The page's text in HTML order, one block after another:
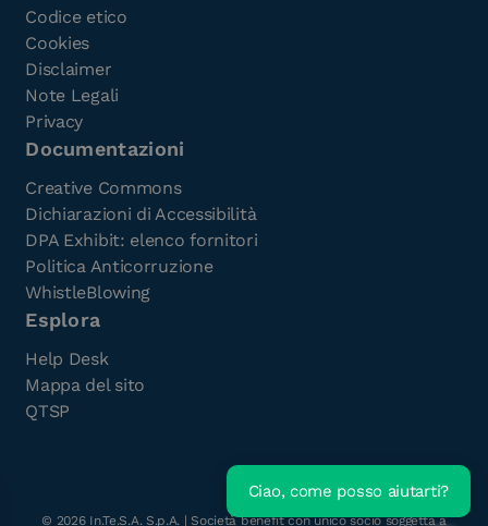
Codice etico
Cookies
Disclaimer
Note Legali
Privacy
Documentazioni
Creative Commons
Dichiarazioni di Accessibilità
DPA Exhibit: elenco fornitori
Politica Anticorruzione
WhistleBlowing
Esplora
Help Desk
Mappa del sito
QTSP
© 2026In.Te.S.A. S.p.A. | Società benefit con unico socio soggetta a
Ciao, come posso aiutarti?